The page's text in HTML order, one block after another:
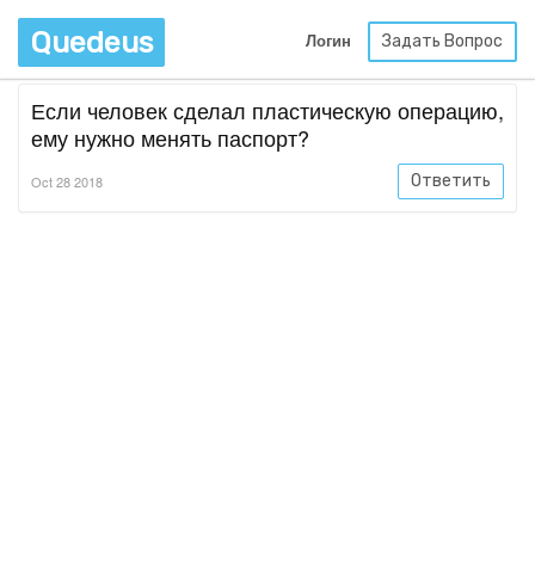
Quedeus Логин Задать Вопрос
Если человек сделал пластическую операцию,
ему нужно менять паспорт?
Oct 28 2018 Ответить